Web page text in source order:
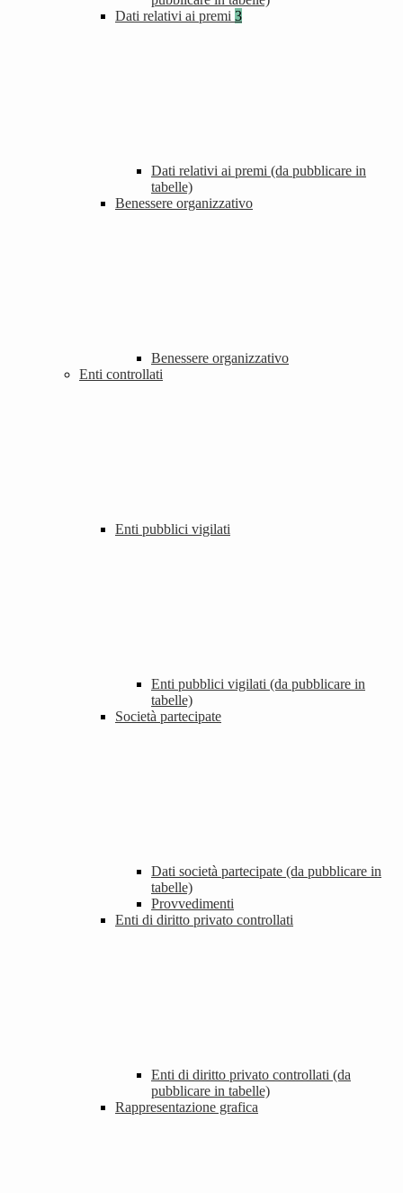
Dati relativi ai premi 3
Dati relativi ai premi (da pubblicare in
tabelle)
Benessere organizzativo
Benessere organizzativo
Enti controllati
Enti pubblici vigilati
Enti pubblici vigilati (da pubblicare in
tabelle)
Società partecipate
Dati società partecipate (da pubblicare in
tabelle)
Provvedimenti
Enti di diritto privato controllati
Enti di diritto privato controllati (da
pubblicare in tabelle)
Rappresentazione grafica